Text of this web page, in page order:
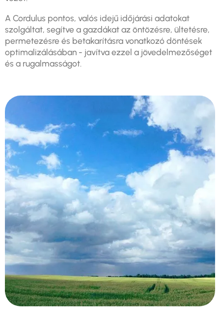
A Cordulus pontos, valós idejű időjárási adatokat
szolgáltat, segítve a gazdákat az öntözésre, ültetésre,
permetezésre és betakarításra vonatkozó döntések
optimalizálásában - javítva ezzel a jövedelmezőséget
és a rugalmasságot.